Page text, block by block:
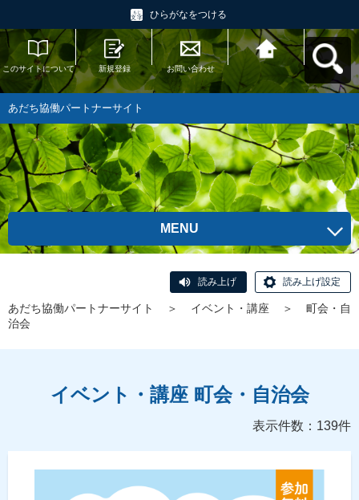
ひらがなをつける
このサイトについて 新規登録 お問い合わせ
あだち協働パートナ
ーサイトへ戻る
あだち協働パートナーサイト
MENU
読み上げ 読み上げ設定
あだち協働パートナーサイト ＞ イベント・講座 ＞
町会・自
治会
イベント・講座 町会・自治会
表示件数：139件